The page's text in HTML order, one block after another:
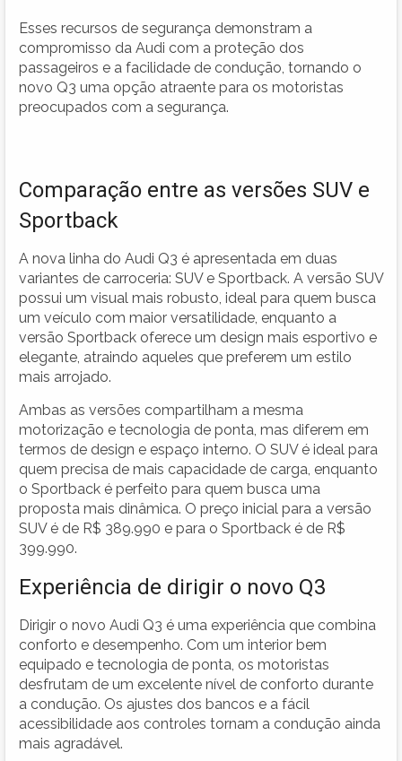
Esses recursos de segurança demonstram a
compromisso da Audi com a proteção dos
passageiros e a facilidade de condução, tornando o
novo Q3 uma opção atraente para os motoristas
preocupados com a segurança.
Comparação entre as versões SUV e
Sportback
A nova linha do Audi Q3 é apresentada em duas
variantes de carroceria: SUV e Sportback. A versão SUV
possui um visual mais robusto, ideal para quem busca
um veículo com maior versatilidade, enquanto a
versão Sportback oferece um design mais esportivo e
elegante, atraindo aqueles que preferem um estilo
mais arrojado.
Ambas as versões compartilham a mesma
motorização e tecnologia de ponta, mas diferem em
termos de design e espaço interno. O SUV é ideal para
quem precisa de mais capacidade de carga, enquanto
o Sportback é perfeito para quem busca uma
proposta mais dinâmica. O preço inicial para a versão
SUV é de R$ 389.990 e para o Sportback é de R$
399.990.
Experiência de dirigir o novo Q3
Dirigir o novo Audi Q3 é uma experiência que combina
conforto e desempenho. Com um interior bem
equipado e tecnologia de ponta, os motoristas
desfrutam de um excelente nível de conforto durante
a condução. Os ajustes dos bancos e a fácil
acessibilidade aos controles tornam a condução ainda
mais agradável.